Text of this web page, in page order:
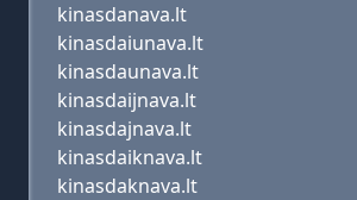
kinasdanava.lt
kinasdaiunava.lt
kinasdaunava.lt
kinasdaijnava.lt
kinasdajnava.lt
kinasdaiknava.lt
kinasdaknava.lt